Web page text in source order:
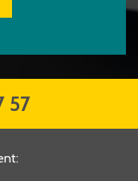
57
: